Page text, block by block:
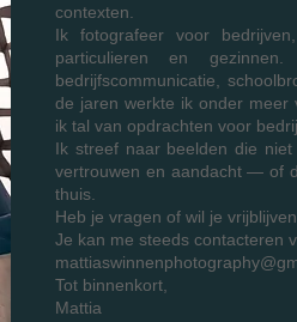
contexten.
Ik fotografeer voor
particulieren en
bedrijfscommunicatie,
de jaren werkte ik onder meer
ik tal van opdrachten voor
Ik streef naar beelden die
vertrouwen en aandacht — of
thuis.
Heb je vragen of wil je
Je kan me steeds contacteren
Tot binnenkort,
Mattia